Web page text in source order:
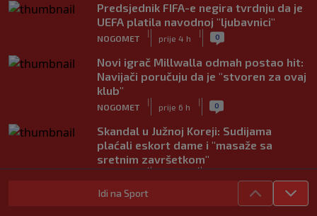
Predsjednik FIFA-e negira tvrdnju da je
UEFA platila navodnoj "ljubavnici"
NOGOMET
|
prije 4 h
| 0
Novi igrač Millwalla odmah postao hit:
Navijači poručuju da je "stvoren za ovaj
klub"
NOGOMET
|
prije 6 h
| 0
Skandal u Južnoj Koreji: Sudijama
plaćali eskort dame i "masaže sa
sretnim završetkom"
| |
Barcelona poslala prvu ponudu za
Idi na Sport